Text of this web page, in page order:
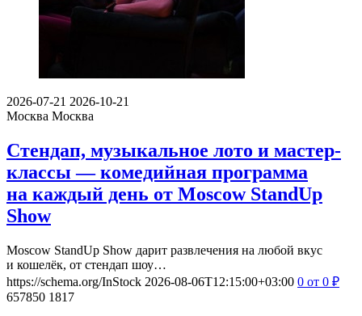
2026-07-21 2026-10-21
Москва Москва
Стендап, музыкальное лото и мастер-
классы — комедийная программа
на каждый день от Moscow StandUp
Show
Moscow StandUp Show дарит развлечения на любой вкус
и кошелёк, от стендап шоу…
https://schema.org/InStock 2026-08-06T12:15:00+03:00 0 от 0 ₽
657850 1817